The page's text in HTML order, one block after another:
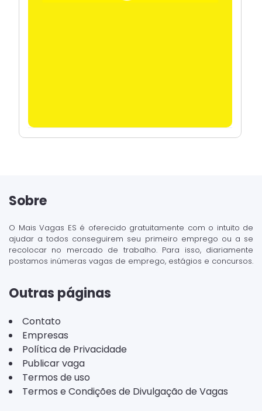
Sobre
O Mais Vagas ES é oferecido gratuitamente com o intuito de
ajudar a todos conseguirem seu primeiro emprego ou a se
recolocar no mercado de trabalho. Para isso, diariamente
postamos inúmeras vagas de emprego, estágios e concursos.
Outras páginas
Contato
Empresas
Política de Privacidade
Publicar vaga
Termos de uso
Termos e Condições de Divulgação de Vagas